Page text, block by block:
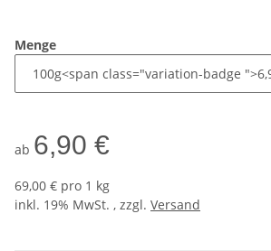
Menge
ab 6,90 €
69,00 € pro 1 kg
inkl. 19% MwSt. , zzgl. Versand